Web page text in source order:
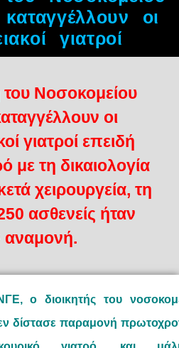
οι
γιατροί
του Νοσοκομείου
οι
γιατροί επειδή
με τη δικαιολογία
χειρουργεία, τη
ασθενείς ήταν
αναμονή.
ο διοικητής του
δίστασε παραμονή